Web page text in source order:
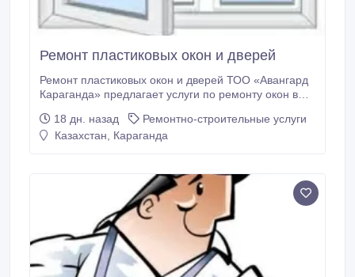
Ремонт пластиковых окон и дверей
Ремонт пластиковых окон и дверей ТОО «Авангард
Караганда» предлагает услуги по ремонту окон в
менеджера по телефонам или в офисе. Более
подробную информацию Вы можете узнать по
535-82-84, или в нашем офисе: г.
18 дн. назад
Ремонтно-строительные услуги
Казахстан, Караганда